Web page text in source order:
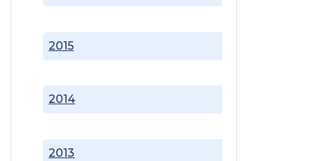
2013
2014
2015